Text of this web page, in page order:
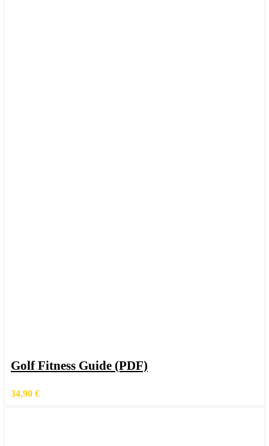
Zur Wunschliste hinzufügen
Golf Fitness Guide (PDF)
34,90 €